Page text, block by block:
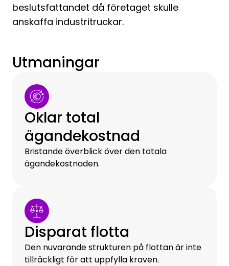
beslutsfattandet då företaget skulle
anskaffa industritruckar.
Utmaningar
Oklar total
ägandekostnad
Bristande överblick över den totala
ägandekostnaden.
Disparat flotta
Den nuvarande strukturen på flottan är inte
tillräckligt för att uppfylla kraven.